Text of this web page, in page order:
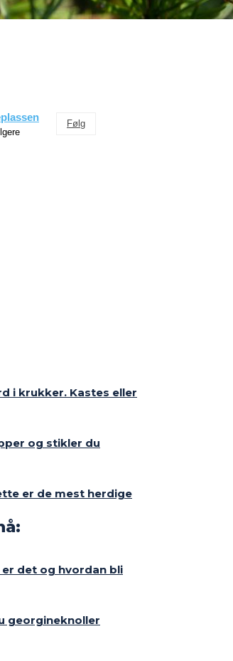
Følg
i krukker. Kastes eller
og stikler du
er de mest herdige
er det og hvordan bli
georgineknoller